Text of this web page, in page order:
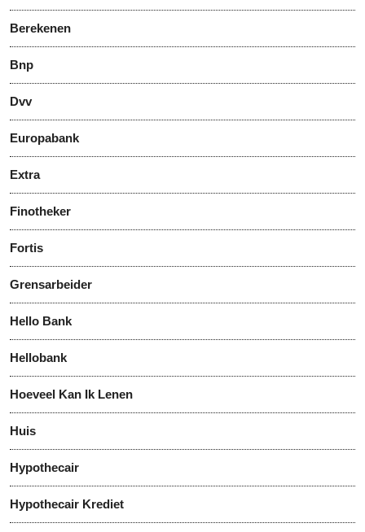
Berekenen
Bnp
Dvv
Europabank
Extra
Finotheker
Fortis
Grensarbeider
Hello Bank
Hellobank
Hoeveel Kan Ik Lenen
Huis
Hypothecair
Hypothecair Krediet